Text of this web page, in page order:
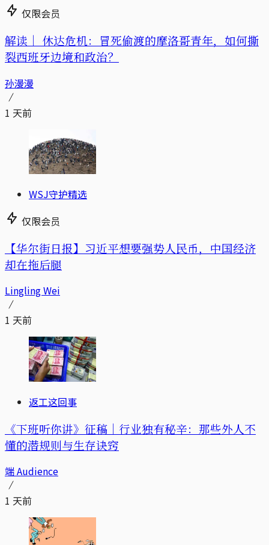
仅限会员
解读｜ 休达危机：冒死偷渡的摩洛哥青年，如何撕
裂西班牙边境和政治？
孙漫漫
1 天前
WSJ守护精选
仅限会员
【华尔街日报】习近平想要强势人民币，中国经济
却在拖后腿
Lingling Wei
1 天前
返工这回事
《下班听你讲》征稿｜行业独有秘辛：那些外人不
懂的潜规则与生存诀窍
端 Audience
1 天前